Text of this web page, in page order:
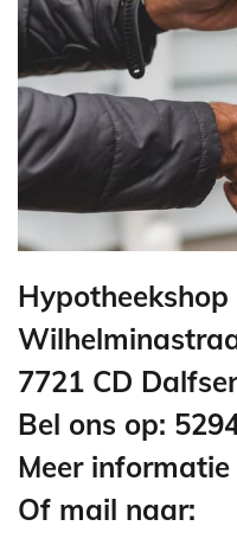
7721 CD
Bel ons op:
Meer
Of mail naar: